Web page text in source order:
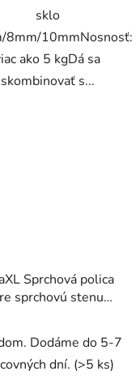
sklo
8mm/10mmNosnosť:
ako 5 kgDá sa
skombinovať s...
Sprchová polica
sprchovú stenu
Dodáme do 5-7
dní. (>5 ks)